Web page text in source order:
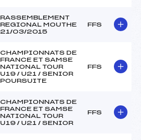
RASSEMBLEMENT
REGIONAL MOUTHE
21/03/2015
FFS
CHAMPIONNATS DE
FRANCE ET SAMSE
NATIONAL TOUR
U19 / U21 / SENIOR
POURSUITE
FFS
CHAMPIONNATS DE
FRANCE ET SAMSE
NATIONAL TOUR
U19 / U21 / SENIOR
FFS